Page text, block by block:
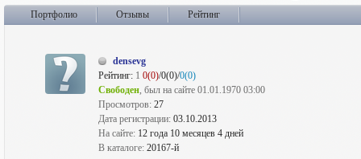
Портфолио Отзывы Рейтинг
densevg
Рейтинг: 1 0(0)/0(0)/0(0)
Свободен, был на сайте 01.01.1970 03:00
Просмотров: 27
Дата регистрации: 03.10.2013
На сайте: 12 года 10 месяцев 4 дней
В каталоге: 20167-й